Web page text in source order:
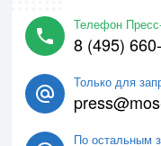
Телефон
8 (495)
Только для
По остальным